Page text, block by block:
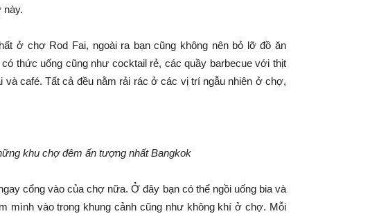
này.
ở chợ Rod Fai, ngoài ra bạn cũng không nên bỏ lỡ đồ ăn
thức uống cũng như cocktail rẻ, các quầy barbecue với thịt
café. Tất cả đều nằm rải rác ở các vị trí ngẫu nhiên ở chợ,
khu chợ đêm ấn tượng nhất Bangkok
cổng vào của chợ nữa. Ở đây bạn có thể ngồi uống bia và
mình vào trong khung cảnh cũng như không khí ở chợ. Mỗi